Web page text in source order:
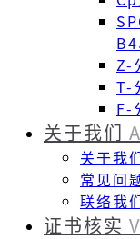
Z-
T-
F-
关于我们
关于我
常见问
联络我
证书核实